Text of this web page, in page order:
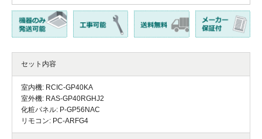
セット内容
室内機: RCIC-GP40KA
室外機: RAS-GP40RGHJ2
化粧パネル: P-GP56NAC
リモコン: PC-ARFG4